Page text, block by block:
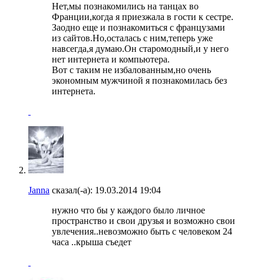
Нет,мы познакомились на танцах во
Франции,когда я приезжала в гости к сестре.
Заодно еще и познакомиться с французами
из сайтов.Но,осталась с ним,теперь уже
навсегда,я думаю.Он старомодный,и у него
нет интернета и компьютера.
Вот с таким не избалованным,но очень
экономным мужчиной я познакомилась без
интернета.
Janna сказал(-а): 19.03.2014 19:04
нужно что бы у каждого было личное
пространство и свои друзья и возможно свои
увлечения..невозможно быть с человеком 24
часа ..крыша съедет